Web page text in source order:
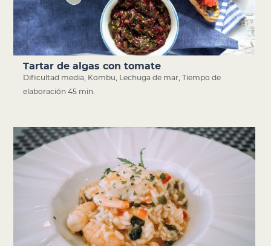
Tartar de algas con tomate
Dificultad media Kombu Lechuga de mar
Tiempo de
elaboración 45 min.